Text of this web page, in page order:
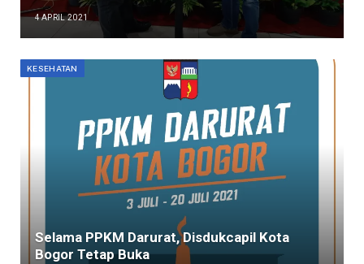
4 APRIL 2021
KESEHATAN
Selama PPKM Darurat, Disdukcapil Kota
Bogor Tetap Buka